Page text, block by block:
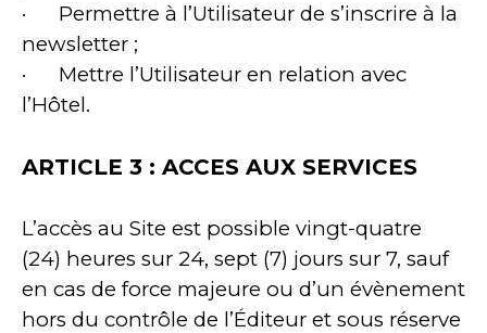
· Permettre à l’Utilisateur de s’inscrire à la
newsletter ;
· Mettre l’Utilisateur en relation avec
l’Hôtel.
ARTICLE 3 : ACCES AUX SERVICES
L’accès au Site est possible vingt-quatre
(24) heures sur 24, sept (7) jours sur 7, sauf
en cas de force majeure ou d’un évènement
hors du contrôle de l’Éditeur et sous réserve